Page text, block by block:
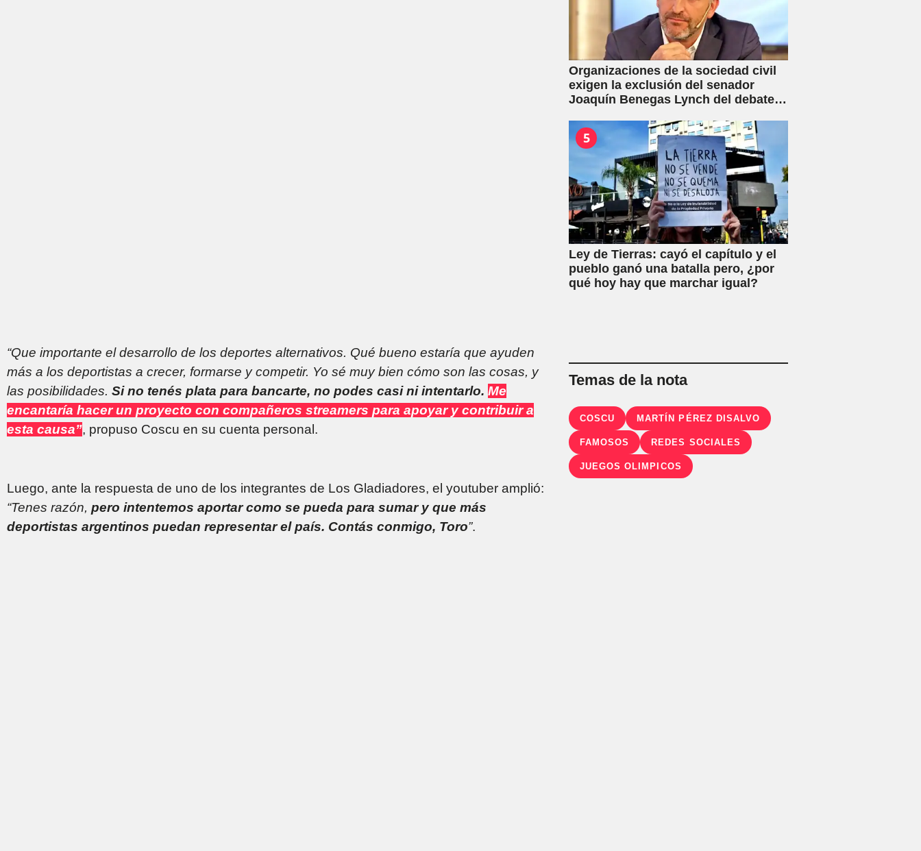
“Que importante el desarrollo de los deportes alternativos. Qué bueno estaría que ayuden
más a los deportistas a crecer, formarse y competir. Yo sé muy bien cómo son las cosas, y
las posibilidades. Si no tenés plata para bancarte, no podes casi ni intentarlo. Me
encantaría hacer un proyecto con compañeros streamers para apoyar y contribuir a
esta causa”, propuso Coscu en su cuenta personal.
Luego, ante la respuesta de uno de los integrantes de Los Gladiadores, el youtuber amplió:
“Tenes razón, pero intentemos aportar como se pueda para sumar y que más
deportistas argentinos puedan representar el país. Contás conmigo, Toro”.
Organizaciones de la sociedad civil
exigen la exclusión del senador
Joaquín Benegas Lynch del debate
por conflicto de intereses
5
Ley de Tierras: cayó el capítulo y el
pueblo ganó una batalla pero, ¿por
qué hoy hay que marchar igual?
Temas de la nota
COSCU MARTÍN PÉREZ DISALVO
FAMOSOS REDES SOCIALES
JUEGOS OLIMPICOS